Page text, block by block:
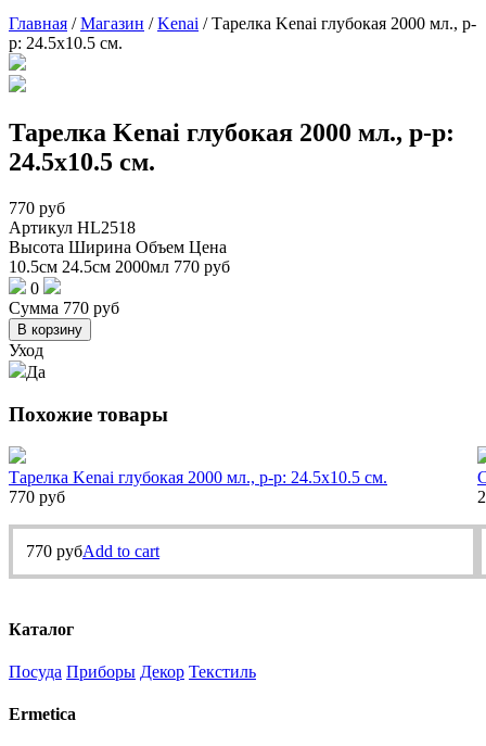
Главная /Магазин /Kenai /Тарелка Kenai глубокая 2000 мл., р-
р: 24.5х10.5 см.
Тарелка Kenai глубокая 2000 мл., р-р:
24.5х10.5 см.
770 руб
Артикул HL2518
Высота Ширина Объем Цена
10.5см 24.5см 2000мл 770 руб
0
Сумма 770 руб
В корзину
Уход
Да
Похожие товары
Тарелка Kenai глубокая 2000 мл., р-р: 24.5х10.5 см.
770 руб
770 рубAdd to cart
Каталог
Посуда Приборы Декор Текстиль
Ermetica